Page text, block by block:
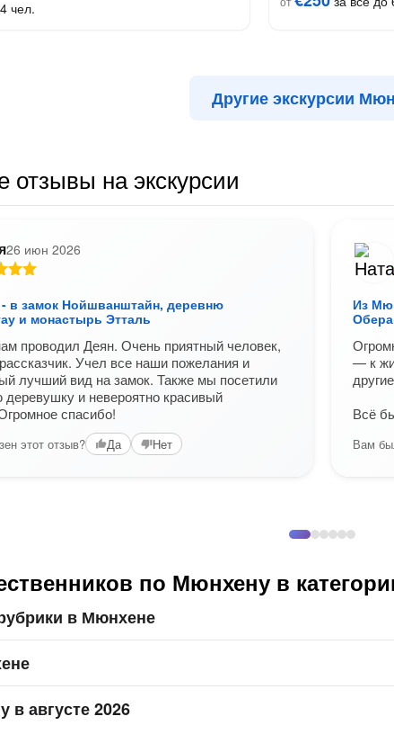
чел.
Другие экскурсии
отзывы на экскурсии
26 июн 2026
в замок Нойшванштайн, деревню
и монастырь Этталь
проводил Деян. Очень приятный человек,
Учел все наши пожелания и
лучший вид на замок. Также мы посетили
и невероятно красивый
спасибо!
этот отзыв? Да Нет
Из
— к
Всё
Вам
по Мюнхену в
в Мюнхене
в августе 2026